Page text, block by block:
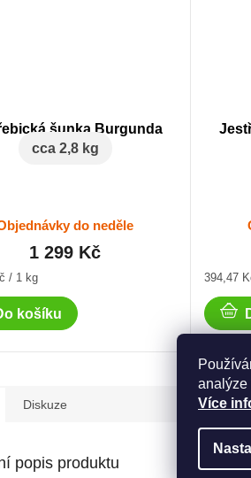
analýze
Více
šunka Burgunda
cca 2,8 kg
do neděle
1 299 Kč
/ 1 kg
košíku
Měrná
394,47
Diskuze
popis produktu